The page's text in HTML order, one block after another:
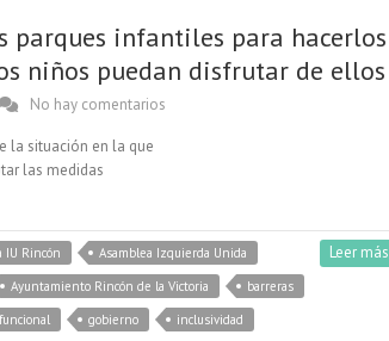
parques infantiles para hacerlos
niños puedan disfrutar de ellos
No hay comentarios
la situación en la que
las medidas
IU Rincón
Asamblea Izquierda Unida
Ayuntamiento Rincón de la Victoria
barreras
gobierno inclusividad
Leer más